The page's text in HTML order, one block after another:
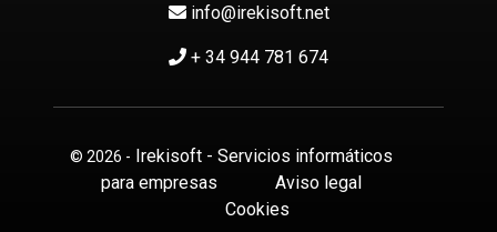
info@irekisoft.net
+ 34 944 781 674
© 2026 - Irekisoft - Servicios informáticos
para empresas
Aviso legal
Cookies